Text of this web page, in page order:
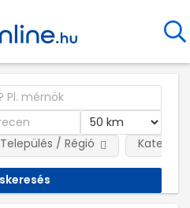
Település / Régió